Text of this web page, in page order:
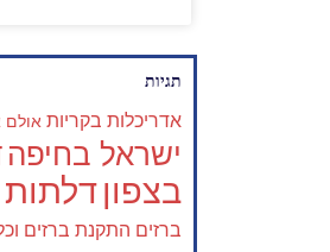
תגיות
אדריכלות בקריות אולם
ישראל בחיפה
בצפון
ברזים התקנת ברזים